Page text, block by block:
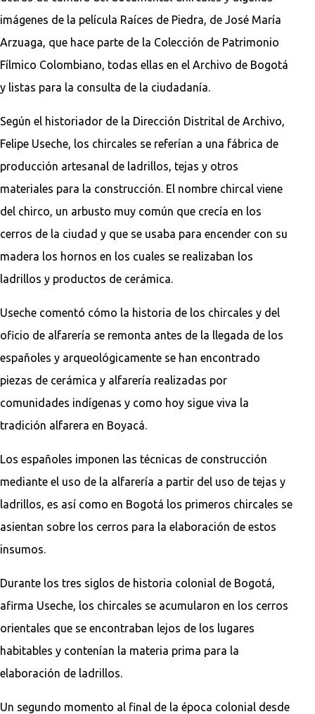
imágenes de la película Raíces de Piedra, de José María
Arzuaga, que hace parte de la Colección de Patrimonio
Fílmico Colombiano, todas ellas en el Archivo de Bogotá
y listas para la consulta de la ciudadanía.
Según el historiador de la Dirección Distrital de Archivo,
Felipe Useche, los chircales se referían a una fábrica de
producción artesanal de ladrillos, tejas y otros
materiales para la construcción. El nombre chircal viene
del chirco, un arbusto muy común que crecía en los
cerros de la ciudad y que se usaba para encender con su
madera los hornos en los cuales se realizaban los
ladrillos y productos de cerámica.
Useche comentó cómo la historia de los chircales y del
oficio de alfarería se remonta antes de la llegada de los
españoles y arqueológicamente se han encontrado
piezas de cerámica y alfarería realizadas por
comunidades indígenas y como hoy sigue viva la
tradición alfarera en Boyacá.
Los españoles imponen las técnicas de construcción
mediante el uso de la alfarería a partir del uso de tejas y
ladrillos, es así como en Bogotá los primeros chircales se
asientan sobre los cerros para la elaboración de estos
insumos.
Durante los tres siglos de historia colonial de Bogotá,
afirma Useche, los chircales se acumularon en los cerros
orientales que se encontraban lejos de los lugares
habitables y contenían la materia prima para la
elaboración de ladrillos.
Un segundo momento al final de la época colonial desde